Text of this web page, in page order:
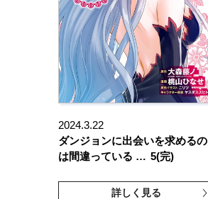
2024.3.22
ダンジョンに出会いを求めるの
は間違っている … 5(完)
詳しく見る